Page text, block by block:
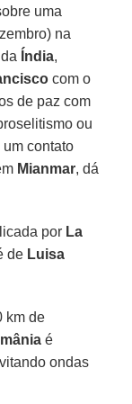
uma
na
Índia,
com o
de paz com
ou
contato
Mianmar, dá
por La
de Luisa
km de
é
ondas